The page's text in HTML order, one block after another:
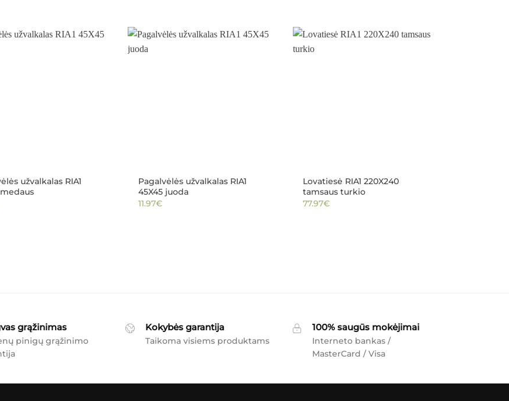
užvalkalas RIA1
Pagalvėlės užvalkalas RIA1
45X45 juoda
11.97€
Lovatiesė RIA1 220X240
tamsaus turkio
77.97€
grąžinimas
pinigų grąžinimo
Kokybės garantija
Taikoma visiems produktams
100% saugūs mokėjimai
Interneto bankas /
MasterCard / Visa